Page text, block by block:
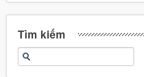
Tìm kiếm